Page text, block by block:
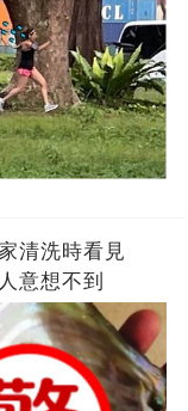
清洗時看見
意想不到